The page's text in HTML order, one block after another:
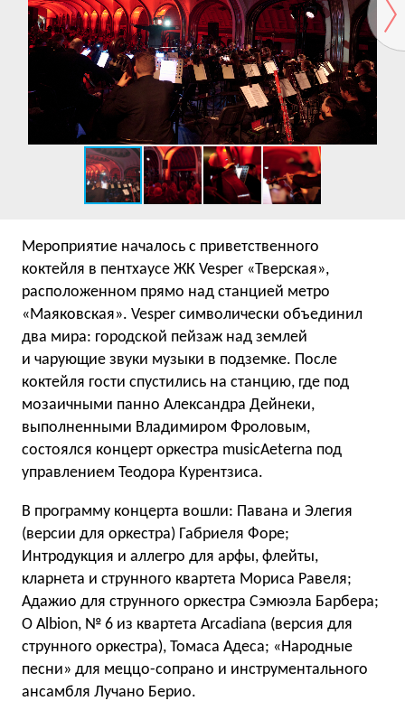
Мероприятие началось с приветственного
коктейля в пентхаусе ЖК Vesper «Тверская»,
расположенном прямо над станцией метро
«Маяковская». Vesper символически объединил
два мира: городской пейзаж над землей
и чарующие звуки музыки в подземке. После
коктейля гости спустились на станцию, где под
мозаичными панно Александра Дейнеки,
выполненными Владимиром Фроловым,
состоялся концерт оркестра musicAeterna под
управлением Теодора Курентзиса.
В программу концерта вошли: Павана и Элегия
(версии для оркестра) Габриеля Форе;
Интродукция и аллегро для арфы, флейты,
кларнета и струнного квартета Мориса Равеля;
Адажио для струнного оркестра Сэмюэла Барбера;
O Albion, № 6 из квартета Arcadiana (версия для
струнного оркестра), Томаса Адеса; «Народные
песни» для меццо-сопрано и инструментального
ансамбля Лучано Берио.